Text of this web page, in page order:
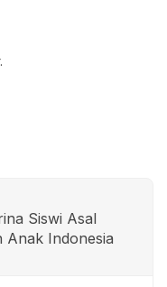
Siswi Asal
Anak Indonesia